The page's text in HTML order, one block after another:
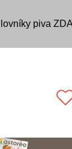
piva